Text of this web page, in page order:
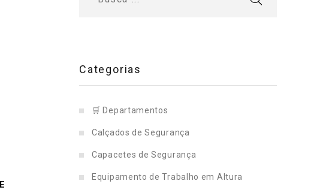
Categorias
🛒 Departamentos
Calçados de Segurança
Capacetes de Segurança
Equipamento de Trabalho em Altura